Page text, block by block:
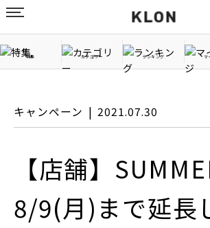
特集 カテゴリー ランキング マ
キャンペーン 2021.07.30
【店舗】
8/9(月)まで延長